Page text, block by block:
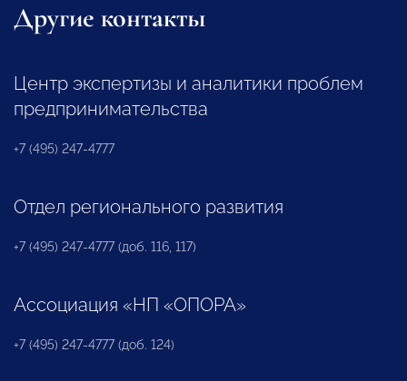
Другие контакты
Центр экспертизы и аналитики проблем
предпринимательства
+7 (495) 247-4777
Отдел регионального развития
+7 (495) 247-4777 (доб. 116, 117)
Ассоциация «НП «ОПОРА»
+7 (495) 247-4777 (доб. 124)